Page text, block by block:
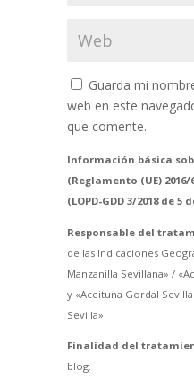
Guarda mi
web en este
que comente.
Información básica
(Reglamento (UE) 2016/
(LOPD-GDD 3/2018 de 5
Responsable del
de las Indicaciones
Manzanilla Sevillana» /
y «Aceituna Gordal
Sevilla».
Finalidad del
blog.